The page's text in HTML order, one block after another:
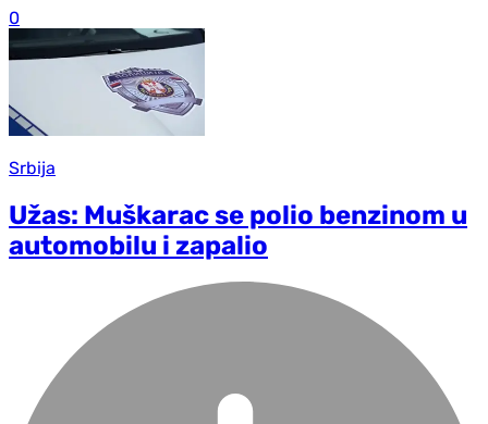
0
Srbija
Užas: Muškarac se polio benzinom u
automobilu i zapalio